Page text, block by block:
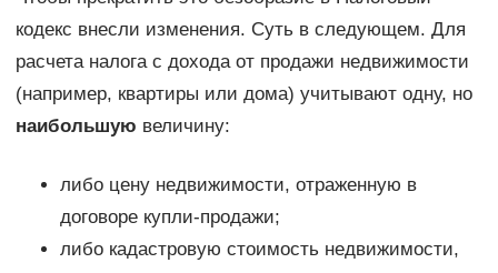
кодекс внесли изменения. Суть в следующем. Для
расчета налога с дохода от продажи недвижимости
(например, квартиры или дома) учитывают одну, но
наибольшую величину:
либо цену недвижимости, отраженную в
договоре купли-продажи;
либо кадастровую стоимость недвижимости,